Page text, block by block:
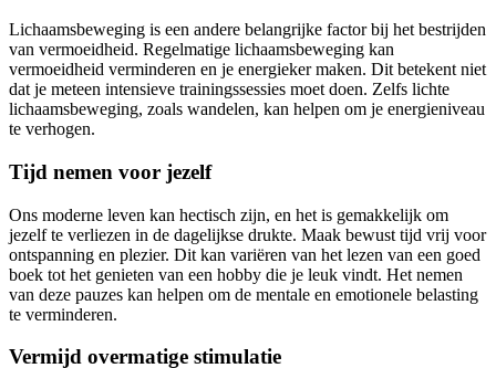
Lichaamsbeweging is een andere belangrijke factor bij het bestrijden
van vermoeidheid. Regelmatige lichaamsbeweging kan
vermoeidheid verminderen en je energieker maken. Dit betekent niet
dat je meteen intensieve trainingssessies moet doen. Zelfs lichte
lichaamsbeweging, zoals wandelen, kan helpen om je energieniveau
te verhogen.
Tijd nemen voor jezelf
Ons moderne leven kan hectisch zijn, en het is gemakkelijk om
jezelf te verliezen in de dagelijkse drukte. Maak bewust tijd vrij voor
ontspanning en plezier. Dit kan variëren van het lezen van een goed
boek tot het genieten van een hobby die je leuk vindt. Het nemen
van deze pauzes kan helpen om de mentale en emotionele belasting
te verminderen.
Vermijd overmatige stimulatie